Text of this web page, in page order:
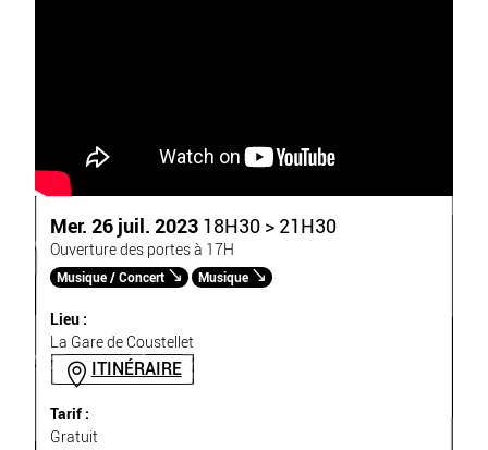
Mer. 26 juil. 2023 18H30 > 21H30
Ouverture des portes à 17H
Musique / Concert Musique
Lieu :
La Gare de Coustellet
ITINÉRAIRE
Tarif :
Gratuit